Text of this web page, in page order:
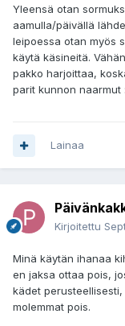
Yleensä otan
aamulla/päivällä
leipoessa otan myös
käytä käsineitä.
pakko harjoittaa,
parit kunnon naarmut
Lainaa
Kirjoitettu
Minä käytän ihanaa
en jaksa ottaa pois,
kädet
molemmat pois.